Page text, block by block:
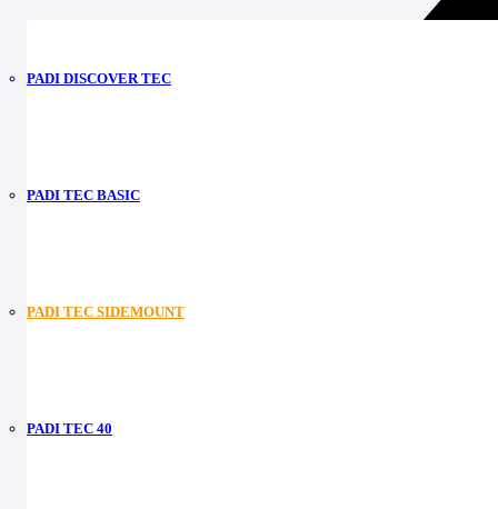
PADI DISCOVER TEC
PADI TEC BASIC
PADI TEC SIDEMOUNT
PADI TEC 40